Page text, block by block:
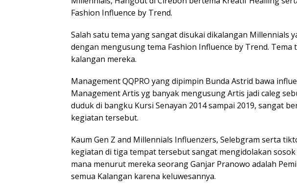
Fashion Influence by Trend.
Salah satu tema yang sangat disukai dikalangan Millennials
dengan mengusung tema Fashion Influence by Trend.
kalangan mereka.
Management QQPRO yang dipimpin Bunda Astrid bawa
Management Artis yg banyak mengusung Artis jadi caleg
duduk di bangku Kursi Senayan 2014 sampai 2019, sangat
kegiatan tersebut.
Kaum Gen Z and Millennials Influenzers, Selebgram serta
kegiatan di tiga tempat tersebut sangat mengidolakan
mana menurut mereka seorang Ganjar Pranowo adalah
semua Kalangan karena keluwesannya.